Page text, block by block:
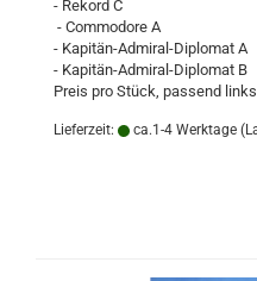
- Rekord C
- Commodore A
- Kapitän-Admiral-Diplomat A
- Kapitän-Admiral-Diplomat B
Preis pro Stück, passend
Lieferzeit: ca.1-4 Werktage